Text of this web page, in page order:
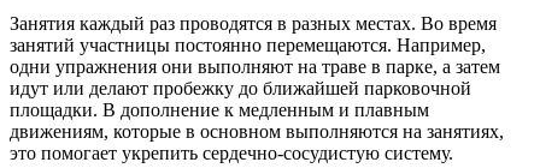
Занятия каждый раз проводятся в разных местах. Во время
занятий участницы постоянно перемещаются. Например,
одни упражнения они выполняют на траве в парке, а затем
идут или делают пробежку до ближайшей парковочной
площадки. В дополнение к медленным и плавным
движениям, которые в основном выполняются на занятиях,
это помогает укрепить сердечно-сосудистую систему.